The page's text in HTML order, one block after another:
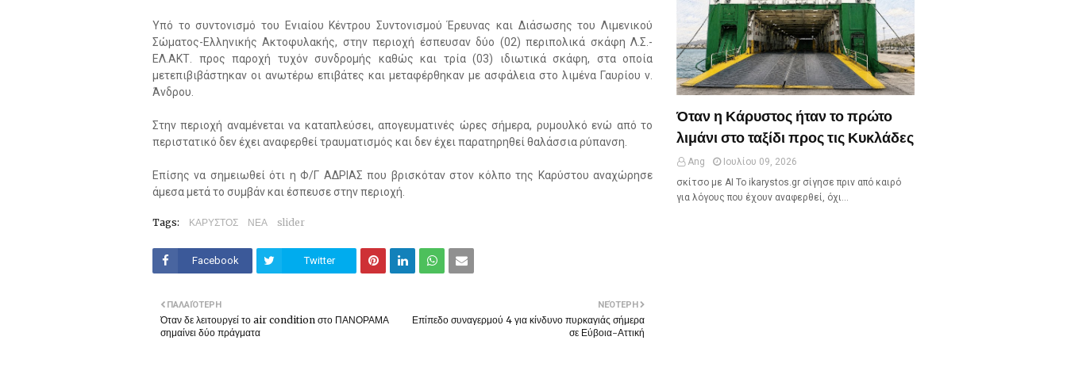
Υπό το συντονισμό του Ενιαίου Κέντρου Συντονισμού Έρευνας και Διάσωσης του Λιμενικού
Σώματος-Ελληνικής Ακτοφυλακής, στην περιοχή έσπευσαν δύο (02) περιπολικά σκάφη Λ.Σ.-
ΕΛ.ΑΚΤ. προς παροχή τυχόν συνδρομής καθώς και τρία (03) ιδιωτικά σκάφη, στα οποία
μετεπιβιβάστηκαν οι ανωτέρω επιβάτες και μεταφέρθηκαν με ασφάλεια στο λιμένα Γαυρίου ν.
Άνδρου.
Στην περιοχή αναμένεται να καταπλεύσει, απογευματινές ώρες σήμερα, ρυμουλκό ενώ από το
περιστατικό δεν έχει αναφερθεί τραυματισμός και δεν έχει παρατηρηθεί θαλάσσια ρύπανση.
Επίσης να σημειωθεί ότι η Φ/Γ ΑΔΡΙΑΣ που βρισκόταν στον κόλπο της Καρύστου αναχώρησε
άμεσα μετά το συμβάν και έσπευσε στην περιοχή.
Tags: ΚΑΡΥΣΤΟΣ ΝΕΑ slider
Facebook Twitter
ΝΕΌΤΕΡΗ
Επίπεδο συναγερμού 4 για κίνδυνο πυρκαγιάς σήμερα
σε Εύβοια-Αττική
ΠΑΛΑΙΌΤΕΡΗ
Όταν δε λειτουργεί το air condition στο ΠΑΝΟΡΑΜΑ
σημαίνει δύο πράγματα
Όταν η Κάρυστος ήταν το πρώτο
λιμάνι στο ταξίδι προς τις Κυκλάδες
Ang
Ιουλίου 09, 2026
σκίτσο με ΑΙ Το ikarystos.gr σίγησε πριν από καιρό
για λόγους που έχουν αναφερθεί, όχι…